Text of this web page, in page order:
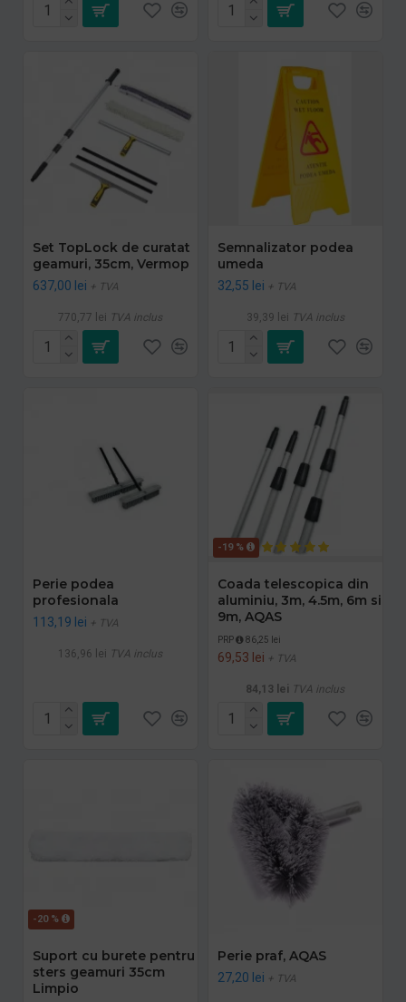
Set TopLock de curatat
geamuri, 35cm, Vermop
637,00 lei + TVA
770,77 lei TVA inclus
Semnalizator podea
umeda
32,55 lei + TVA
39,39 lei TVA inclus
Perie podea
profesionala
113,19 lei + TVA
136,96 lei TVA inclus
-19 %
Coada telescopica din
aluminiu, 3m, 4.5m, 6m si
9m, AQAS
PRP 86,25 lei
69,53 lei + TVA
84,13 lei TVA inclus
-20 %
Suport cu burete pentru
sters geamuri 35cm
Limpio
Perie praf, AQAS
27,20 lei + TVA